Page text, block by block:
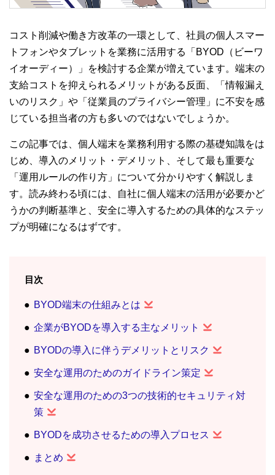
コスト削減や働き方改革の一環として、社員の個人スマー
トフォンやタブレットを業務に活用する「BYOD（ビーワ
イオーディー）」を検討する企業が増えています。端末の
支給コストを抑えられるメリットがある反面、「情報漏え
いのリスク」や「従業員のプライバシー管理」に不安を感
じている担当者の方も多いのではないでしょうか。
この記事では、個人端末を業務利用する際の基礎知識をは
じめ、導入のメリット・デメリット、そして最も重要な
「運用ルールの作り方」について分かりやすく解説しま
す。読み終わる頃には、自社に個人端末の活用が必要かど
うかの判断基準と、安全に導入するための具体的なステッ
プが明確になるはずです。
目次
BYOD端末の仕組みとは
企業がBYODを導入する主なメリット
BYODの導入に伴うデメリットとリスク
安全な運用のためのガイドライン策定
安全な運用のための3つの技術的セキュリティ対
策
BYODを成功させるための導入プロセス
まとめ